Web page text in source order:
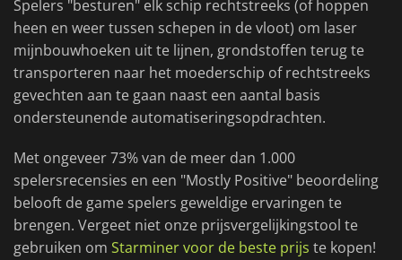
Spelers "besturen" elk schip rechtstreeks (of hoppen
heen en weer tussen schepen in de vloot) om laser
mijnbouwhoeken uit te lijnen, grondstoffen terug te
transporteren naar het moederschip of rechtstreeks
gevechten aan te gaan naast een aantal basis
ondersteunende automatiseringsopdrachten.
Met ongeveer 73% van de meer dan 1.000
spelersrecensies en een "Mostly Positive" beoordeling
belooft de game spelers geweldige ervaringen te
brengen. Vergeet niet onze prijsvergelijkingstool te
gebruiken om Starminer voor de beste prijs te kopen!